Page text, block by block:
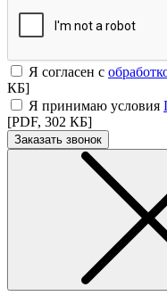
Я согласен с
КБ]
Я принимаю условия
[PDF, 302 КБ]
Заказать звонок